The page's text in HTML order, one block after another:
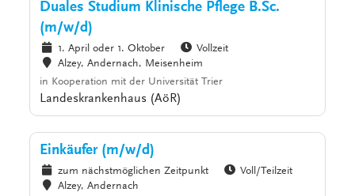
Duales Studium Klinische Pflege B.Sc.
(m/w/d)
1. April oder 1. Oktober
Vollzeit
Alzey, Andernach, Meisenheim
in Kooperation mit der Universität Trier
Landeskrankenhaus (AöR)
Einkäufer (m/w/d)
zum nächstmöglichen Zeitpunkt
Voll/Teilzeit
Alzey, Andernach